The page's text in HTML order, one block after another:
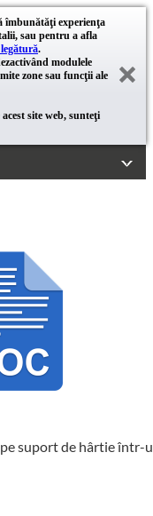
îmbunătăţi experienţa
sau pentru a afla
.
modulele
zone sau funcţii ale
site web, sunteţi
suport de hârtie într-